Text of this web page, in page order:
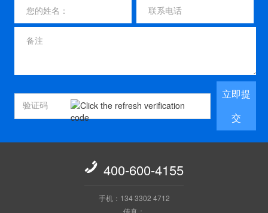
立即提
交
 400-600-4155
手机：134 3302 4712